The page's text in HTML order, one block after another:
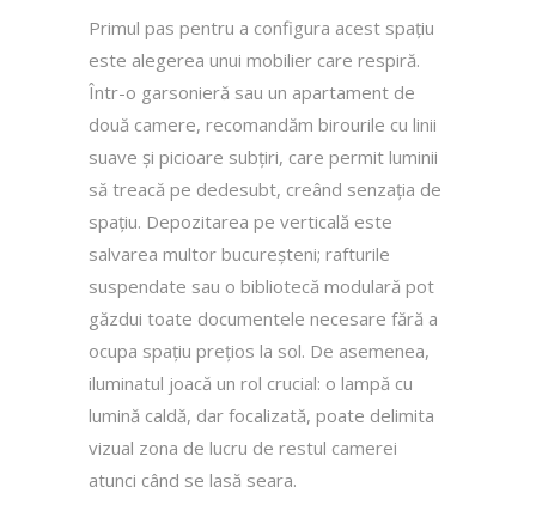
Primul pas pentru a configura acest spațiu
este alegerea unui mobilier care respiră.
Într-o garsonieră sau un apartament de
două camere, recomandăm birourile cu linii
suave și picioare subțiri, care permit luminii
să treacă pe dedesubt, creând senzația de
spațiu. Depozitarea pe verticală este
salvarea multor bucureșteni; rafturile
suspendate sau o bibliotecă modulară pot
găzdui toate documentele necesare fără a
ocupa spațiu prețios la sol. De asemenea,
iluminatul joacă un rol crucial: o lampă cu
lumină caldă, dar focalizată, poate delimita
vizual zona de lucru de restul camerei
atunci când se lasă seara.